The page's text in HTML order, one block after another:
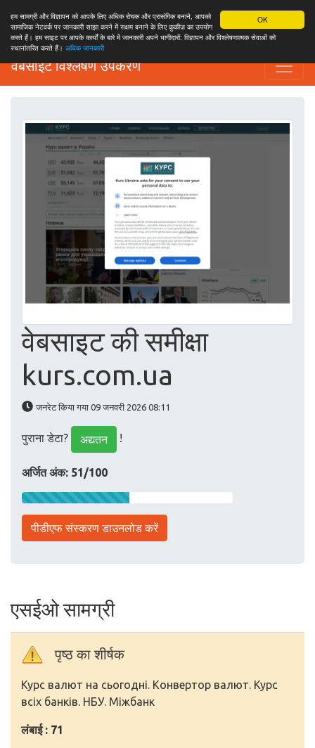
OK
हम सामग्री और विज्ञापन को आपके लिए अधिक रोचक और प्रासंगिक बनाने, आपको
सामाजिक नेटवर्क पर जानकारी साझा करने में सक्षम बनाने के लिए कुकीज़ का उपयोग
करते हैं। हम साइट पर आपके कार्यों के बारे में जानकारी अपने भागीदारों: विज्ञापन और विश्लेषणात्मक सेवाओं को
स्थानांतरित करते हैं। अधिक जानकारी
वेबसाइट विश्लेषण उपकरण
वेबसाइट की समीक्षा
kurs.com.ua
जनरेट किया गया 09 जनवरी 2026 08:11
पुराना डेटा? अद्यतन !
अर्जित अंक: 51/100
पीडीएफ संस्करण डाउनलोड करें
एसईओ सामग्री
पृष्ठ का शीर्षक
Курс валют на сьогодні. Конвертор валют. Курс
всіх банків. НБУ. Міжбанк
लंबाई : 71